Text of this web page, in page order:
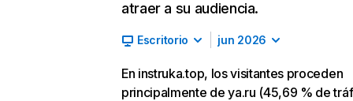
atraer a su audiencia.
Escritorio jun 2026
En instruka.top, los visitantes proceden
principalmente de ya.ru (45,69 % de